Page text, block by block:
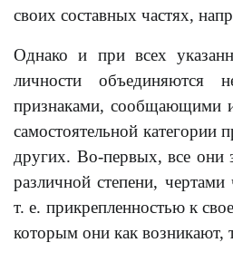
своих составных частях,
Однако и при всех
личности объединяются
признаками, сообщающими
самостоятельной категории
других. Во-первых, все они
различной степени,
т. е. прикрепленностью к
которым они как возникают,